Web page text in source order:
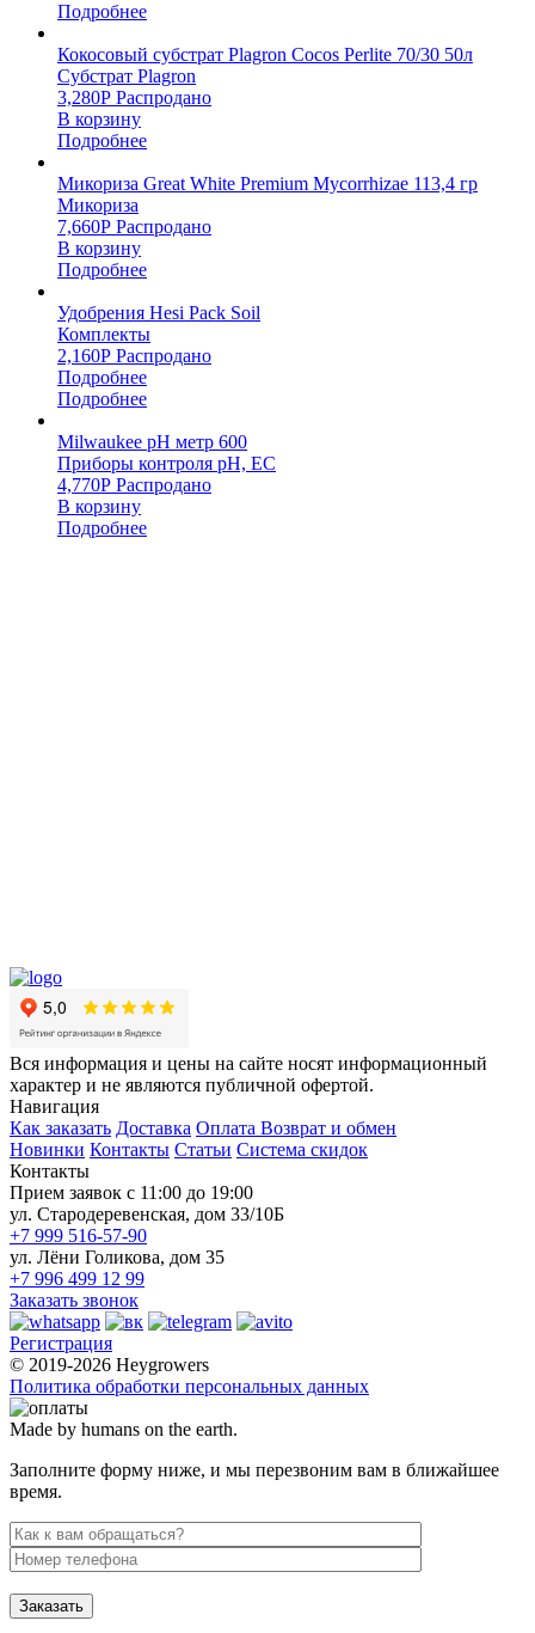
Подробнее
Кокосовый субстрат Plagron Cocos Perlite 70/30 50л
Субстрат Plagron
3,280Р Распродано
В корзину
Подробнее
Микориза Great White Premium Mycorrhizae 113,4 гр
Микориза
7,660Р Распродано
В корзину
Подробнее
Удобрения Hesi Pack Soil
Комплекты
2,160Р Распродано
Подробнее
Подробнее
Milwaukee pH метр 600
Приборы контроля pH, EC
4,770Р Распродано
В корзину
Подробнее
Вся информация и цены на сайте носят информационный
характер и не являются публичной офертой.
Навигация
Как заказать Доставка Оплата Возврат и обмен
Новинки Контакты Статьи Система скидок
Контакты
Прием заявок с 11:00 до 19:00
ул. Стародеревенская, дом 33/10Б
+7 999 516-57-90
ул. Лёни Голикова, дом 35
+7 996 499 12 99
Заказать звонок
Регистрация
© 2019-2026 Heygrowers
Политика обработки персональных данных
Made by humans on the earth.
Заполните форму ниже, и мы перезвоним вам в ближайшее
время.
Заказать